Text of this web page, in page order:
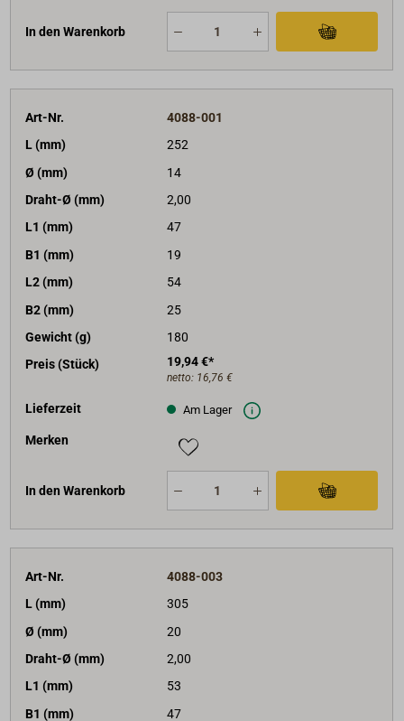
In den Warenkorb
Art-Nr.
4088-001
L (mm)
252
Ø (mm)
14
Draht-Ø (mm)
2,00
L1 (mm)
47
B1 (mm)
19
L2 (mm)
54
B2 (mm)
25
Gewicht (g)
180
Preis (Stück)
19,94 €*
netto: 16,76 €
Lieferzeit Am Lager
Merken
In den Warenkorb
Art-Nr.
4088-003
L (mm)
305
Ø (mm)
20
Draht-Ø (mm)
2,00
L1 (mm)
53
B1 (mm)
47